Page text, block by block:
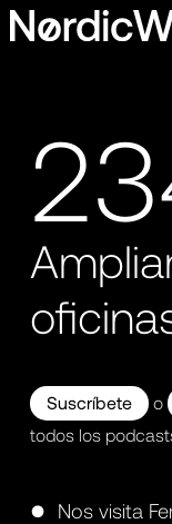
Skip
to
Suscríbete o
todos los
Nos visita